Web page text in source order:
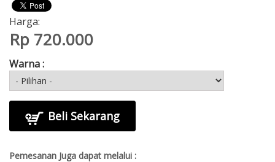
Harga:
Rp 720.000
Warna :
Beli Sekarang
Pemesanan Juga dapat melalui :